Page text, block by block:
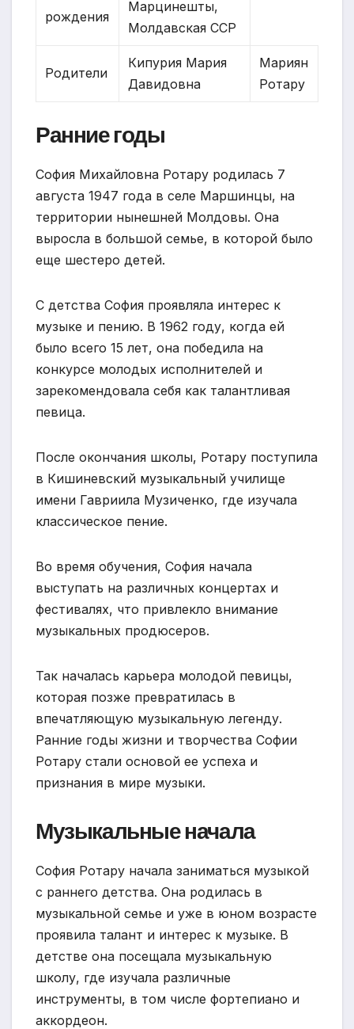
рождения
Марцинешты,
Молдавская ССР
Родители
Кипурия Мария
Давидовна
Мариян
Ротару
Ранние годы
София Михайловна Ротару родилась 7
августа 1947 года в селе Маршинцы, на
территории нынешней Молдовы. Она
выросла в большой семье, в которой было
еще шестеро детей.
С детства София проявляла интерес к
музыке и пению. В 1962 году, когда ей
было всего 15 лет, она победила на
конкурсе молодых исполнителей и
зарекомендовала себя как талантливая
певица.
После окончания школы, Ротару поступила
в Кишиневский музыкальный училище
имени Гавриила Музиченко, где изучала
классическое пение.
Во время обучения, София начала
выступать на различных концертах и
фестивалях, что привлекло внимание
музыкальных продюсеров.
Так началась карьера молодой певицы,
которая позже превратилась в
впечатляющую музыкальную легенду.
Ранние годы жизни и творчества Софии
Ротару стали основой ее успеха и
признания в мире музыки.
Музыкальные начала
София Ротару начала заниматься музыкой
с раннего детства. Она родилась в
музыкальной семье и уже в юном возрасте
проявила талант и интерес к музыке. В
детстве она посещала музыкальную
школу, где изучала различные
инструменты, в том числе фортепиано и
аккордеон.